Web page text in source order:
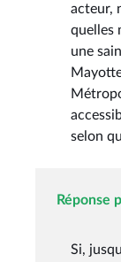
acteur,
quelles
une
selon
Réponse
Si,